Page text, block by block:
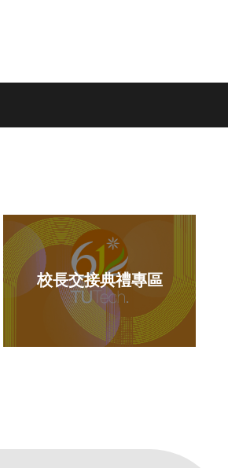
校長交接典禮專區